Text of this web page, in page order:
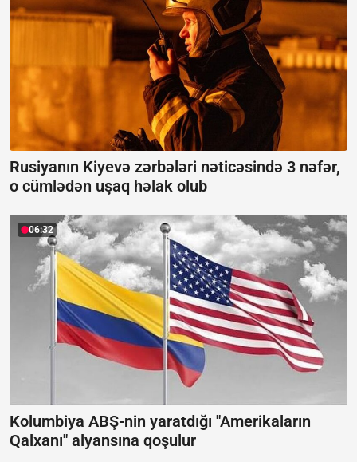
Rusiyanın Kiyevə zərbələri nəticəsində 3 nəfər,
o cümlədən uşaq həlak olub
06:32
Kolumbiya ABŞ-nin yaratdığı "Amerikaların
Qalxanı" alyansına qoşulur